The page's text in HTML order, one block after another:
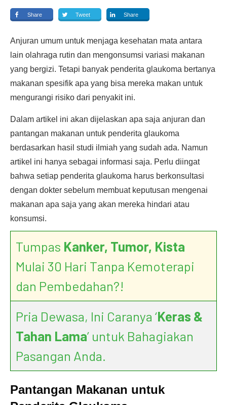
Share Tweet Share
Anjuran umum untuk menjaga kesehatan mata antara
lain olahraga rutin dan mengonsumsi variasi makanan
yang bergizi. Tetapi banyak penderita glaukoma bertanya
makanan spesifik apa yang bisa mereka makan untuk
mengurangi risiko dari penyakit ini.
Dalam artikel ini akan dijelaskan apa saja anjuran dan
pantangan makanan untuk penderita glaukoma
berdasarkan hasil studi ilmiah yang sudah ada. Namun
artikel ini hanya sebagai informasi saja. Perlu diingat
bahwa setiap penderita glaukoma harus berkonsultasi
dengan dokter sebelum membuat keputusan mengenai
makanan apa saja yang akan mereka hindari atau
konsumsi.
Tumpas Kanker, Tumor, Kista
Mulai 30 Hari Tanpa Kemoterapi
dan Pembedahan?!
Pria Dewasa, Ini Caranya ‘Keras &
Tahan Lama’ untuk Bahagiakan
Pasangan Anda.
Pantangan Makanan untuk